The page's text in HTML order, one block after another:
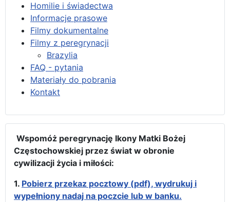
Homilie i świadectwa
Informacje prasowe
Filmy dokumentalne
Filmy z peregrynacji
Brazylia
FAQ - pytania
Materiały do pobrania
Kontakt
Wspomóż peregrynację Ikony Matki Bożej
Częstochowskiej przez świat w obronie
cywilizacji życia i miłości:
1. Pobierz przekaz pocztowy (pdf), wydrukuj i
wypełniony nadaj na poczcie lub w banku.